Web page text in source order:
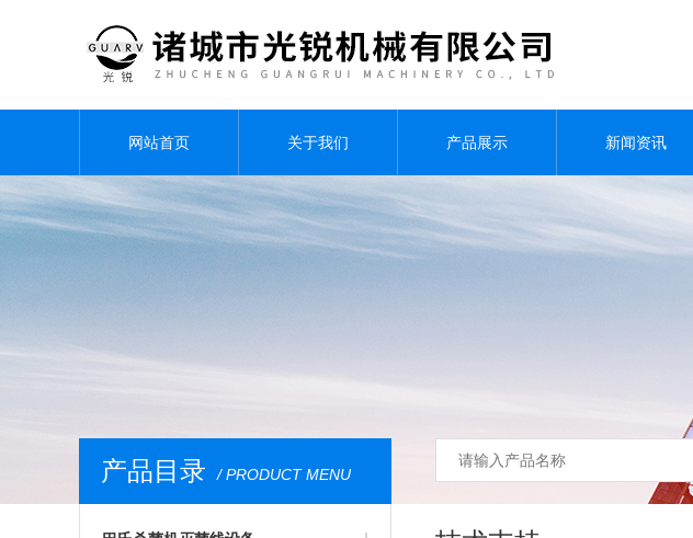
网站首页 关于我们 产品展示 新闻资讯
产品目录 / PRODUCT MENU